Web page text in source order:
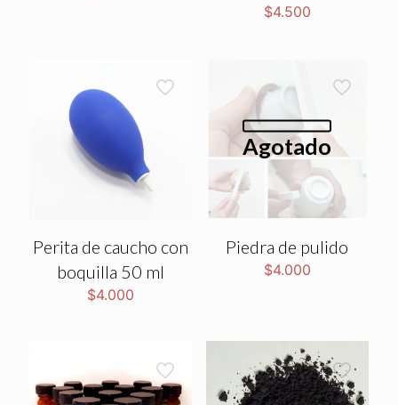
$4.500
Perita de caucho con
boquilla 50 ml
$4.000
Agotado
Piedra de pulido
$4.000